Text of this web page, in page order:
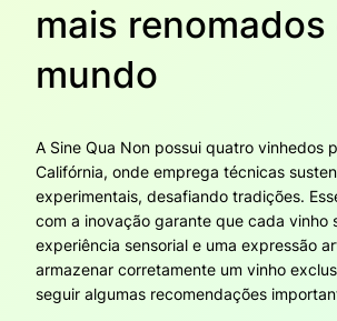
mais renomados
mundo
A Sine Qua Non possui quatro vinhedos
Califórnia, onde emprega técnicas
experimentais, desafiando tradições.
com a inovação garante que cada vinho
experiência sensorial e uma expressão
armazenar corretamente um vinho
seguir algumas recomendações